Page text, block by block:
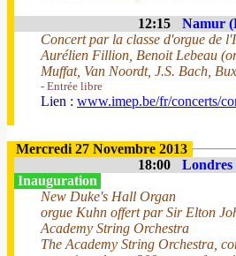
12:15 Namur
Concert par la classe d'orgue de
Aurélien Fillion, Benoit Lebeau
Muffat, Van Noordt, J.S. Bach,
- Entrée libre
Lien : www.imep.be/fr/concerts/
Mercredi 27 Novembre 2013
18:00
Londres
Inauguration
New Duke's Hall Organ
orgue Kuhn offert par Sir Elton
Academy String Orchestra
The Academy String Orchestra,